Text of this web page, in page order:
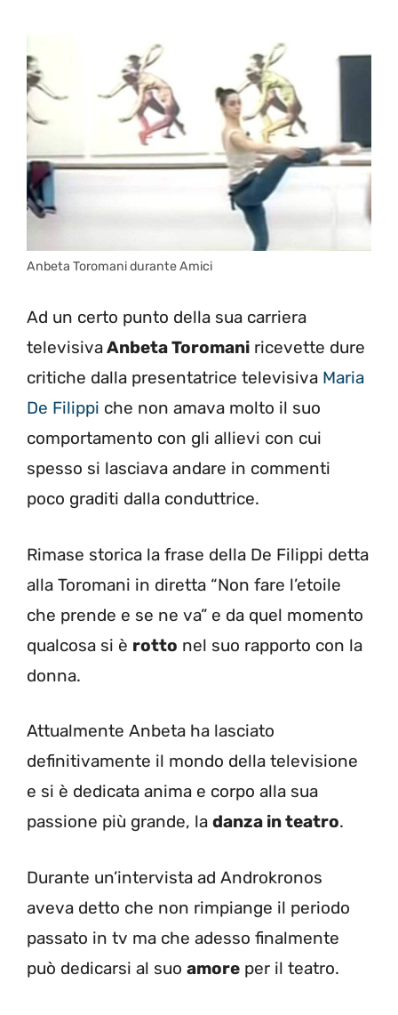
Anbeta Toromani durante Amici
Ad un certo punto della sua carriera
televisivaAnbeta Toromani ricevette dure
critiche dalla presentatrice televisiva Maria
De Filippi che non amava molto il suo
comportamento con gli allievi con cui
spesso si lasciava andare in commenti
poco graditi dalla conduttrice.
Rimase storica la frase della De Filippi detta
alla Toromani in diretta “Non fare l’etoile
che prende e se ne va” e da quel momento
qualcosa si è rotto nel suo rapporto con la
donna.
Attualmente Anbeta ha lasciato
definitivamente il mondo della televisione
e si è dedicata anima e corpo alla sua
passione più grande, la danza in teatro.
Durante un’intervista ad Androkronos
aveva detto che non rimpiange il periodo
passato in tv ma che adesso finalmente
può dedicarsi al suo amore per il teatro.